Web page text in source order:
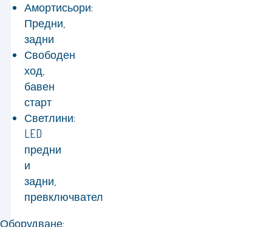
Амортисьори:
Предни,
задни
Свободен
ход,
бавен
старт
Светлини:
LED
предни
и
задни,
превключвател
Оборудване: